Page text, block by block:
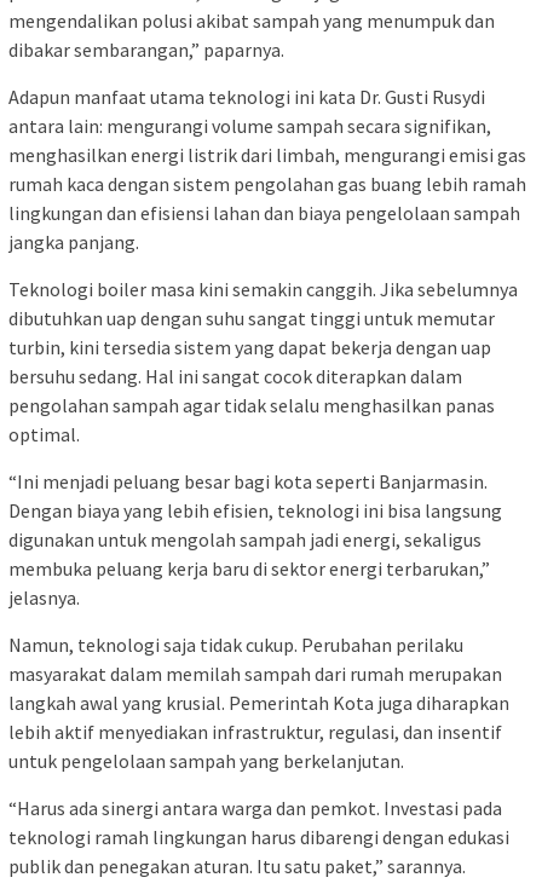
mengendalikan polusi akibat sampah yang menumpuk dan
dibakar sembarangan,” paparnya.
Adapun manfaat utama teknologi ini kata Dr. Gusti Rusydi
antara lain: mengurangi volume sampah secara signifikan,
menghasilkan energi listrik dari limbah, mengurangi emisi gas
rumah kaca dengan sistem pengolahan gas buang lebih ramah
lingkungan dan efisiensi lahan dan biaya pengelolaan sampah
jangka panjang.
Teknologi boiler masa kini semakin canggih. Jika sebelumnya
dibutuhkan uap dengan suhu sangat tinggi untuk memutar
turbin, kini tersedia sistem yang dapat bekerja dengan uap
bersuhu sedang. Hal ini sangat cocok diterapkan dalam
pengolahan sampah agar tidak selalu menghasilkan panas
optimal.
“Ini menjadi peluang besar bagi kota seperti Banjarmasin.
Dengan biaya yang lebih efisien, teknologi ini bisa langsung
digunakan untuk mengolah sampah jadi energi, sekaligus
membuka peluang kerja baru di sektor energi terbarukan,”
jelasnya.
Namun, teknologi saja tidak cukup. Perubahan perilaku
masyarakat dalam memilah sampah dari rumah merupakan
langkah awal yang krusial. Pemerintah Kota juga diharapkan
lebih aktif menyediakan infrastruktur, regulasi, dan insentif
untuk pengelolaan sampah yang berkelanjutan.
“Harus ada sinergi antara warga dan pemkot. Investasi pada
teknologi ramah lingkungan harus dibarengi dengan edukasi
publik dan penegakan aturan. Itu satu paket,” sarannya.